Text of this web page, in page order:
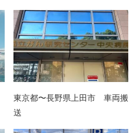
東京都〜長野県上田市 車両搬
送